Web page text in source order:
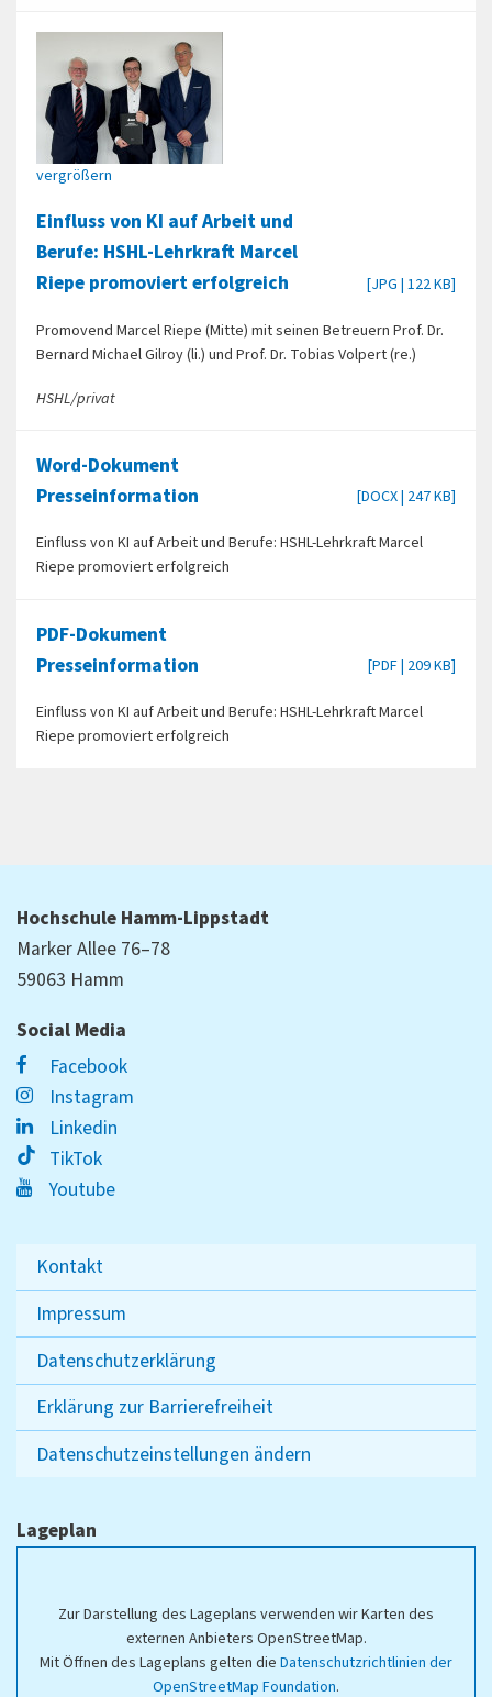
vergrößern
Einfluss von KI auf Arbeit und
Berufe: HSHL-Lehrkraft Marcel
Riepe promoviert erfolgreich
[JPG | 122 KB]
Promovend Marcel Riepe (Mitte) mit seinen Betreuern Prof. Dr.
Bernard Michael Gilroy (li.) und Prof. Dr. Tobias Volpert (re.)
HSHL/privat
Word-Dokument
Presseinformation
[DOCX | 247 KB]
Einfluss von KI auf Arbeit und Berufe: HSHL-Lehrkraft Marcel
Riepe promoviert erfolgreich
PDF-Dokument
Presseinformation
[PDF | 209 KB]
Einfluss von KI auf Arbeit und Berufe: HSHL-Lehrkraft Marcel
Riepe promoviert erfolgreich
Hochschule Hamm-Lippstadt
Marker Allee 76–78
59063 Hamm
Social Media
Facebook
Instagram
Linkedin
TikTok
Youtube
Kontakt
Impressum
Datenschutzerklärung
Erklärung zur Barrierefreiheit
Datenschutzeinstellungen ändern
Lageplan
Zur Darstellung des Lageplans verwenden wir Karten des
externen Anbieters OpenStreetMap.
Mit Öffnen des Lageplans gelten die Datenschutzrichtlinien der
OpenStreetMap Foundation.